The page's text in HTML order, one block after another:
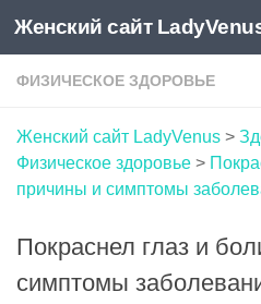
Skip to content
Женский сайт
ФИЗИЧЕСКОЕ ЗДОРОВЬЕ
Женский сайт LadyVenus >
Физическое здоровье >
причины и симптомы
Покраснел глаз и
симптомы